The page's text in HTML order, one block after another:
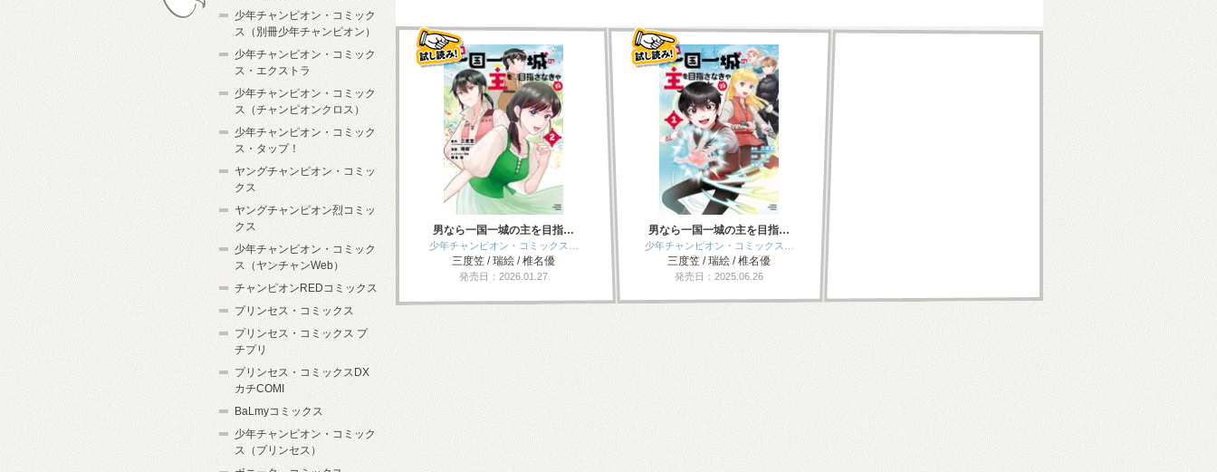
男なら一国一城の主を目指…
少年チャンピオン・コミックス…
三度笠 / 瑞絵 / 椎名優
発売日：2026.01.27
男なら一国一城の主を目指…
少年チャンピオン・コミックス…
三度笠 / 瑞絵 / 椎名優
発売日：2025.06.26
少年チャンピオン・コミック
ス（別冊少年チャンピオン）
少年チャンピオン・コミック
ス・エクストラ
少年チャンピオン・コミック
ス（チャンピオンクロス）
少年チャンピオン・コミック
ス・タップ！
ヤングチャンピオン・コミッ
クス
ヤングチャンピオン烈コミッ
クス
少年チャンピオン・コミック
ス（ヤンチャンWeb）
チャンピオンREDコミックス
プリンセス・コミックス
プリンセス・コミックス プ
チプリ
プリンセス・コミックスDX
カチCOMI
BaLmyコミックス
少年チャンピオン・コミック
ス（プリンセス）